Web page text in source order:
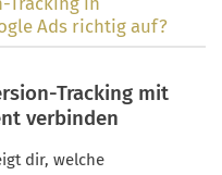
Ads richtig auf?
Tracking mit
verbinden
dir, welche